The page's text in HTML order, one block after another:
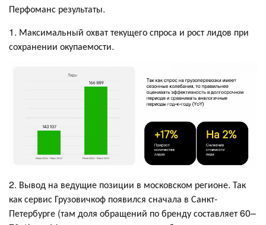
Перфоманс результаты.
1. Максимальный охват текущего спроса и рост лидов при
сохранении окупаемости.
2. Вывод на ведущие позиции в московском регионе. Так
как сервис Грузовичкоф появился сначала в Санкт-
Петербурге (там доля обращений по бренду составляет 60–